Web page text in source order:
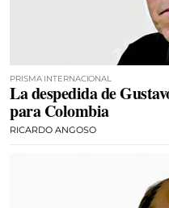
PRISMA INTERNACIONAL
La despedida de
para Colombia
RICARDO ANGOSO